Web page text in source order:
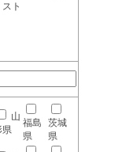
スト
山
県
福島
県
茨城
県